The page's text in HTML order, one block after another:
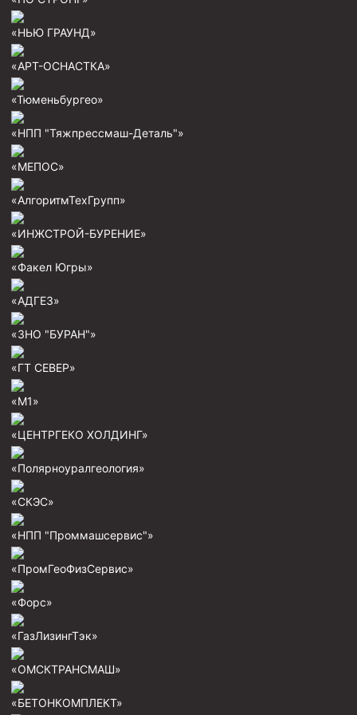
Центраторы колонные
Герметизаторы устьевые
Башмаки колонные
Инструмент для бурения и КРС (ловильный, аварийный)
Перья гидромониторные
Пауки гидравлические
Пауки механические
Скреперы механические
Штанголовки
Удочки ловильные
Обурочный комплекс ОК
Фрезеры торцевые с фрезерующей воронкой и с
Магнитные ловители
Фрезеры арбузообразные
Фрезеры стартово-оконные
Фрезеры Барракуда
«НЬЮ ГРАУНД»
«АРТ-ОСНАСТКА»
«Тюменьбургео»
«НПП "Тяжпрессмаш-Деталь"»
«МЕПОС»
«АлгоритмТехГрупп»
«ИНЖСТРОЙ-БУРЕНИЕ»
«Факел Югры»
«АДГЕЗ»
«ЗНО "БУРАН"»
«ГТ СЕВЕР»
«М1»
«ЦЕНТРГЕКО ХОЛДИНГ»
«Полярноуралгеология»
«СКЭС»
«НПП "Проммашсервис"»
«ПромГеоФизСервис»
«Форс»
«ГазЛизингТэк»
«ОМСКТРАНСМАШ»
«БЕТОНКОМПЛЕКТ»